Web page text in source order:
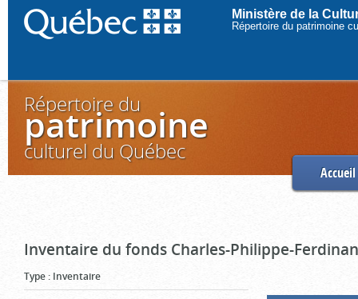
Ministère de la
Répertoire du patrimoine
Répertoire du
patrimoine
culturel du Québec
Accueil
Inventaire du fonds Charles-Philippe-
Type : Inventaire